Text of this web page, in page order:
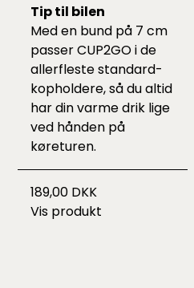
Tip til bilen
Med en bund på 7 cm
passer CUP2GO i de
allerfleste standard-
kopholdere, så du altid
har din varme drik lige
ved hånden på
køreturen.
189,00 DKK
Vis produkt